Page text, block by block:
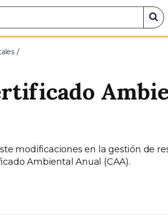
en
el
modificaciones en la gestión de
Ambiental Anual (CAA).